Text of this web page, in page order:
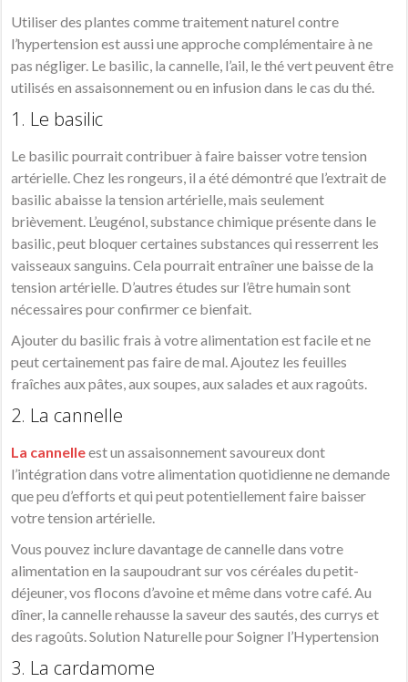
Utiliser des plantes comme traitement naturel contre
l’hypertension est aussi une approche complémentaire à ne
pas négliger. Le basilic, la cannelle, l’ail, le thé vert peuvent être
utilisés en assaisonnement ou en infusion dans le cas du thé.
1. Le basilic
Le basilic pourrait contribuer à faire baisser votre tension
artérielle. Chez les rongeurs, il a été démontré que l’extrait de
basilic abaisse la tension artérielle, mais seulement
brièvement. L’eugénol, substance chimique présente dans le
basilic, peut bloquer certaines substances qui resserrent les
vaisseaux sanguins. Cela pourrait entraîner une baisse de la
tension artérielle. D’autres études sur l’être humain sont
nécessaires pour confirmer ce bienfait.
Ajouter du basilic frais à votre alimentation est facile et ne
peut certainement pas faire de mal. Ajoutez les feuilles
fraîches aux pâtes, aux soupes, aux salades et aux ragoûts.
2. La cannelle
La cannelleest un assaisonnement savoureux dont
l’intégration dans votre alimentation quotidienne ne demande
que peu d’efforts et qui peut potentiellement faire baisser
votre tension artérielle.
Vous pouvez inclure davantage de cannelle dans votre
alimentation en la saupoudrant sur vos céréales du petit-
déjeuner, vos flocons d’avoine et même dans votre café. Au
dîner, la cannelle rehausse la saveur des sautés, des currys et
des ragoûts. Solution Naturelle pour Soigner l’Hypertension
3. La cardamome